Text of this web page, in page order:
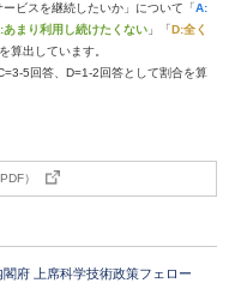
ビスを継続したいか」について「A:
あまり利用し続けたくない 」「D:全く
算出しています。
5回答、D=1-2回答として割合を算
）
府 上席科学技術政策フェロー